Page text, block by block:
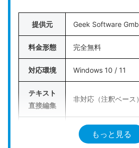
えや結合を行いたい方は、検討
しょうか。
提供元 Geek Software
料金形態 完全無料
対応環境 Windows 10 / 11
テキスト
直接編集
非対応（注釈ベース）
もっと見る